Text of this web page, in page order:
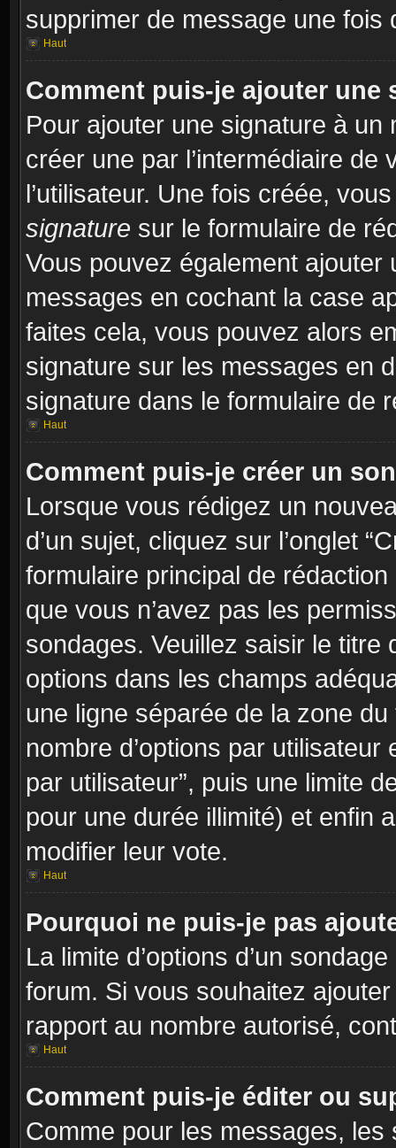
supprimer de message une fois
Haut
Comment puis-je ajouter une
Pour ajouter une signature à un
créer une par l’intermédiaire
l’utilisateur. Une fois créée,
signature sur le formulaire de
Vous pouvez également
messages en cochant la case
faites cela, vous pouvez alors
signature sur les messages en
signature dans le formulaire de
Haut
Comment puis-je créer un
Lorsque vous rédigez un
d’un sujet, cliquez sur l’onglet
formulaire principal de
que vous n’avez pas les
sondages. Veuillez saisir le
options dans les champs
une ligne séparée de la zone
nombre d’options par
par utilisateur”, puis une limite
pour une durée illimité) et enfin
modifier leur vote.
Haut
Pourquoi ne puis-je pas
La limite d’options d’un
forum. Si vous souhaitez
rapport au nombre autorisé,
Haut
Comment puis-je éditer ou
Comme pour les messages,